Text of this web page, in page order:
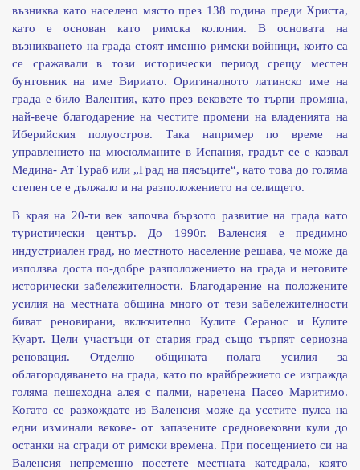
възниква като населено място през 138 година преди Христа,
като е основан като римска колония. В основата на
възникването на града стоят именно римски войници, които са
се сражавали в този исторически период срещу местен
бунтовник на име Вириато. Оригиналното латинско име на
града е било Валентия, като през вековете то търпи промяна,
най-вече благодарение на честите промени на владенията на
Иберийския полуостров. Така например по време на
управлението на мюсюлманите в Испания, градът се е казвал
Медина- Ат Тураб или „Град на пясъците“, като това до голяма
степен се е дължало и на разположението на селището.
В края на 20-ти век започва бързото развитие на града като
туристически център. До 1990г. Валенсия е предимно
индустриален град, но местното население решава, че може да
използва доста по-добре разположението на града и неговите
исторически забележителности. Благодарение на положените
усилия на местната община много от тези забележителности
биват реновирани, включително Кулите Серанос и Кулите
Куарт. Цели участъци от стария град също търпят сериозна
реновация. Отделно общината полага усилия за
облагородяването на града, като по крайбрежието се изгражда
голяма пешеходна алея с палми, наречена Пасео Маритимо.
Когато се разхождате из Валенсия може да усетите пулса на
едни изминали векове- от запазените средновековни кули до
останки на сгради от римски времена. При посещението си на
Валенсия непременно посетете местната катедрала, която